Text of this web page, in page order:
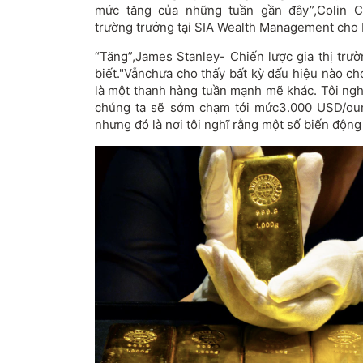
mức tăng của những tuần gần đây”,Colin
trường trưởng tại SIA Wealth Management cho
“Tăng”,James Stanley- Chiến lược gia thị
biết."Vẫnchưa cho thấy bất kỳ dấu hiệu nào
là một thanh hàng tuần mạnh mẽ khác. Tôi
chúng ta sẽ sớm chạm tới mức3.000 USD/
nhưng đó là nơi tôi nghĩ rằng một số biến